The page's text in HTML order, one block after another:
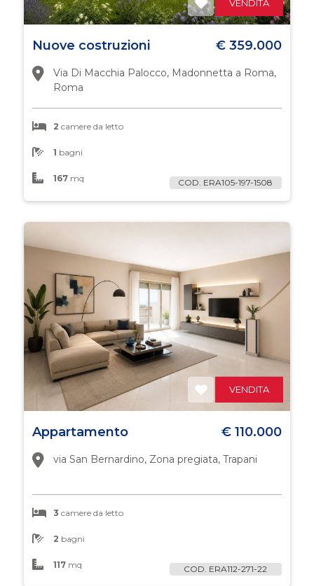
VENDITA
Nuove costruzioni € 359.000
Via Di Macchia Palocco, Madonnetta a Roma,
Roma
2camere da letto
1 bagni
167 mq COD. ERA105-197-1508
VENDITA
Appartamento € 110.000
via San Bernardino, Zona pregiata, Trapani
3camere da letto
2 bagni
117 mq COD. ERA112-271-22
Terreni
Prezzo
Totale
mq
Locali
minimi
Qualsiasi
4